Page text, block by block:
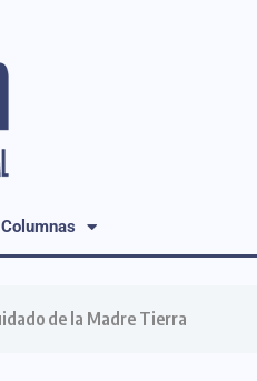
Columnas
de la Madre Tierra